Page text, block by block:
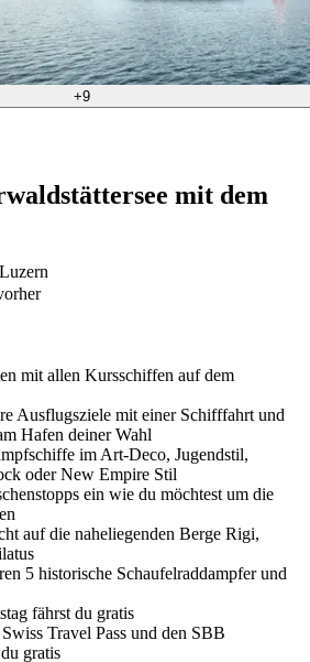
+9
mit dem
Luzern
mit allen Kursschiffen auf dem
Ausflugsziele mit einer Schifffahrt und
Hafen deiner Wahl
im Art-Deco, Jugendstil,
oder New Empire Stil
ein wie du möchtest um die
auf die naheliegenden Berge Rigi,
5 historische Schaufelraddampfer und
fährst du gratis
Travel Pass und den SBB
gratis